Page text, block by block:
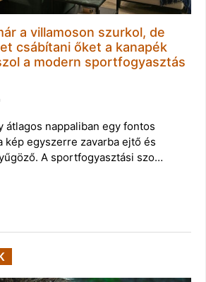
a villamoson szurkol, de
csábítani őket a kanapék
a modern sportfogyasztás
átlagos nappaliban egy fontos
kép egyszerre zavarba ejtő és
A sportfogyasztási szo…